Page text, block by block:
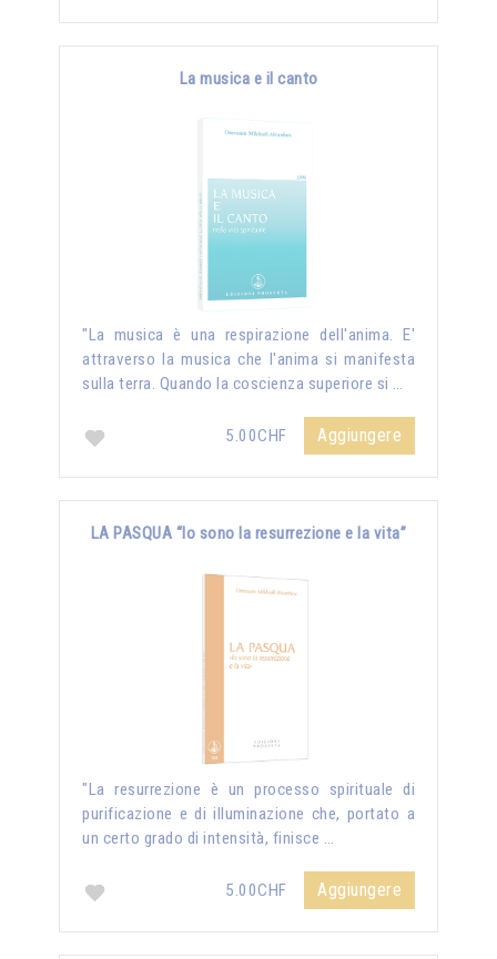
La musica e il canto
"La musica è una respirazione dell'anima. E'
attraverso la musica che l'anima si manifesta
sulla terra. Quando la coscienza superiore si …
5.00CHF Aggiungere
LA PASQUA “Io sono la resurrezione e la vita”
"La resurrezione è un processo spirituale di
purificazione e di illuminazione che, portato a
un certo grado di intensità, finisce …
5.00CHF Aggiungere